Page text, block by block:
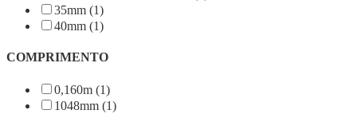
35mm (1)
40mm (1)
COMPRIMENTO
0,160m (1)
1048mm (1)